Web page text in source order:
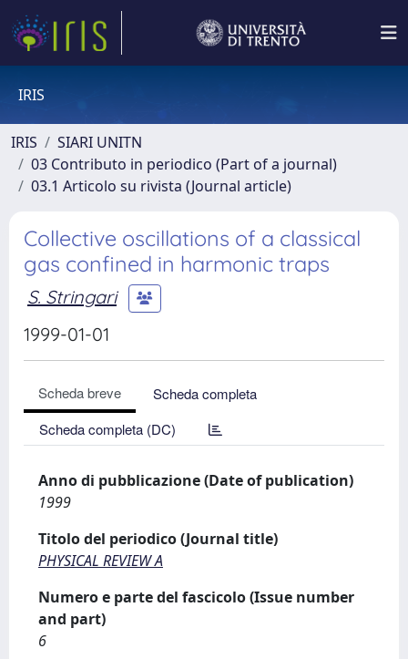
IRIS
IRIS
SIARI UNITN
03 Contributo in periodico (Part of a journal)
03.1 Articolo su rivista (Journal article)
Collective oscillations of a classical
gas confined in harmonic traps
S. Stringari
1999-01-01
Scheda breve
Scheda completa
Scheda completa (DC)
Anno di pubblicazione (Date of publication)
1999
Titolo del periodico (Journal title)
PHYSICAL REVIEW A
Numero e parte del fascicolo (Issue number
and part)
6